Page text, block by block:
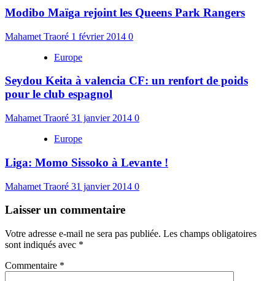
Modibo Maïga rejoint les Queens Park Rangers
Mahamet Traoré 1 février 2014 0
Europe
Seydou Keita à valencia CF: un renfort de poids
pour le club espagnol
Mahamet Traoré 31 janvier 2014 0
Europe
Liga: Momo Sissoko à Levante !
Mahamet Traoré 31 janvier 2014 0
Laisser un commentaire
Votre adresse e-mail ne sera pas publiée. Les champs obligatoires
sont indiqués avec *
Commentaire *